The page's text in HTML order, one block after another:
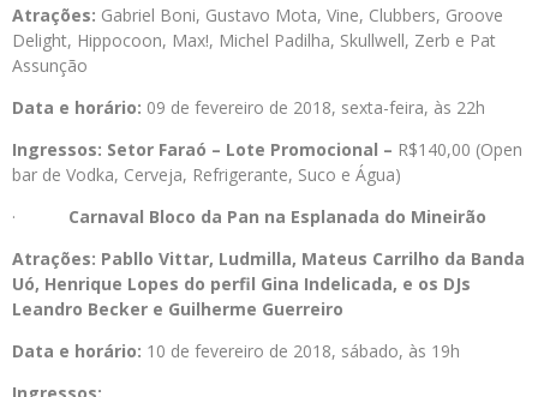
Atrações: Gabriel Boni, Gustavo Mota, Vine, Clubbers, Groove
Delight, Hippocoon, Max!, Michel Padilha, Skullwell, Zerb e Pat
Assunção
Data e horário: 09 de fevereiro de 2018, sexta-feira, às 22h
Ingressos: Setor Faraó – Lote Promocional – R$140,00 (Open
bar de Vodka, Cerveja, Refrigerante, Suco e Água)
· Carnaval Bloco da Pan na Esplanada do Mineirão
Atrações: Pabllo Vittar, Ludmilla, Mateus Carrilho da Banda
Uó, Henrique Lopes do perfil Gina Indelicada, e os DJs
Leandro Becker e Guilherme Guerreiro
Data e horário: 10 de fevereiro de 2018, sábado, às 19h